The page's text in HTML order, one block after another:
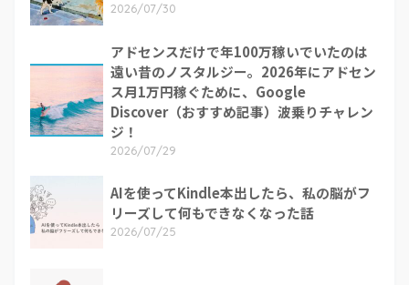
2026/07/30
アドセンスだけで年100万稼いでいたのは
遠い昔のノスタルジー。2026年にアドセン
ス月1万円稼ぐために、Google
Discover（おすすめ記事）波乗りチャレン
ジ！
2026/07/29
AIを使ってKindle本出したら、私の脳がフ
リーズして何もできなくなった話
2026/07/25